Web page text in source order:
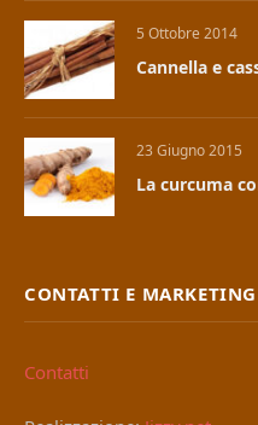
5 Ottobre 2014
Cannella e
23 Giugno 2015
La curcuma
CONTATTI E MARKETING
Contatti